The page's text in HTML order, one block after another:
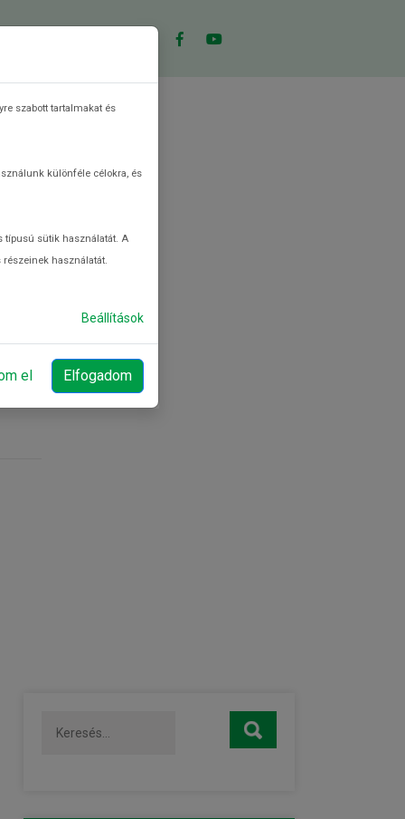
szabott tartalmakat és
különféle célokra, és
típusú sütik használatát. A
használatát.
Beállítások
el Elfogadom